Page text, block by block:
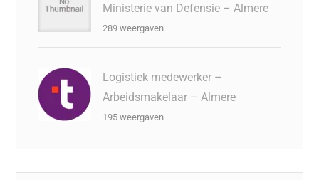
Ministerie van Defensie – Almere
289 weergaven
Logistiek medewerker –
Arbeidsmakelaar – Almere
195 weergaven